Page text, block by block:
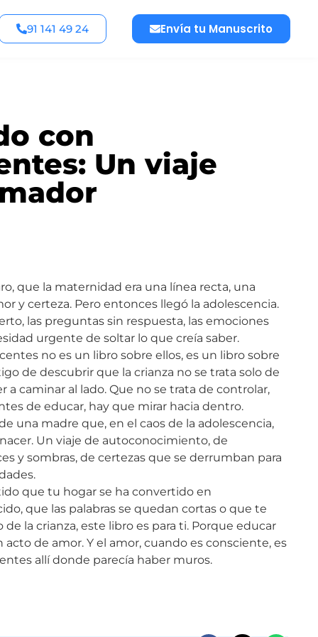
91 141 49 24 Envía tu Manuscrito
con
Un viaje
que la maternidad era una línea recta, una
y certeza. Pero entonces llegó la adolescencia.
las preguntas sin respuesta, las emociones
urgente de soltar lo que creía saber.
no es un libro sobre ellos, es un libro sobre
de descubrir que la crianza no se trata solo de
a caminar al lado. Que no se trata de controlar,
de educar, hay que mirar hacia dentro.
una madre que, en el caos de la adolescencia,
Un viaje de autoconocimiento, de
y sombras, de certezas que se derrumban para
que tu hogar se ha convertido en
que las palabras se quedan cortas o que te
la crianza, este libro es para ti. Porque educar
acto de amor. Y el amor, cuando es consciente, es
allí donde parecía haber muros.